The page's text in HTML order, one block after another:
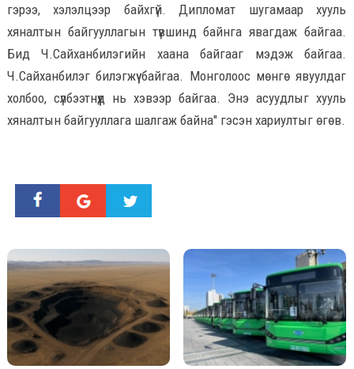
гэрээ, хэлэлцээр байхгүй. Дипломат шугамаар хууль
хяналтын байгууллагын түвшинд байнга явагдаж байгаа.
Бид Ч.Сайханбилэгийн хаана байгааг мэдэж байгаа.
Ч.Сайханбилэг билэгжүү байгаа. Монголоос мөнгө явуулдаг
холбоо, сүлбээтнүүд нь хэвээр байгаа. Энэ асуудлыг хууль
хяналтын байгууллага шалгаж байна" гэсэн хариултыг өгөв.